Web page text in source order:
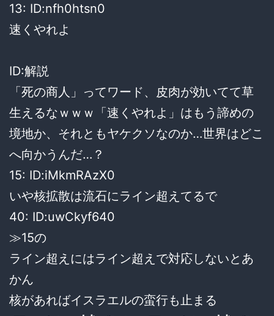
13: ID:nfh0htsn0
速くやれよ
ID:解説
「死の商人」ってワード、皮肉が効いてて草
生えるなｗｗｗ「速くやれよ」はもう諦めの
境地か、それともヤケクソなのか…世界はどこ
へ向かうんだ…？
15: ID:iMkmRAzX0
いや核拡散は流石にライン超えてるで
40: ID:uwCkyf640
≫15の
ライン超えにはライン超えで対応しないとあ
かん
核があればイスラエルの蛮行も止まる